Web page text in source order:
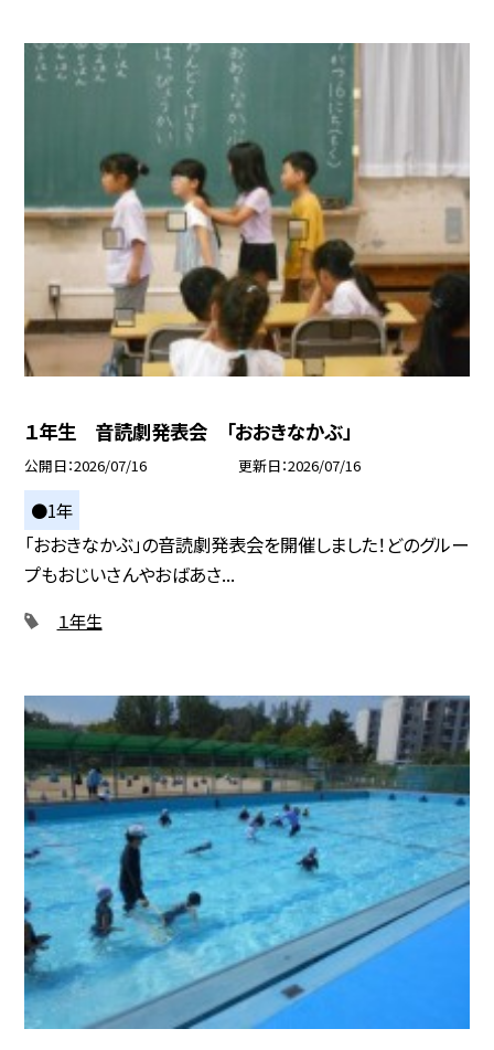
１年生 音読劇発表会 「おおきなかぶ」
公開日 2026/07/16 更新日 2026/07/16
●1年
「おおきなかぶ」の音読劇発表会を開催しました！どのグルー
プもおじいさんやおばあさ...
１年生